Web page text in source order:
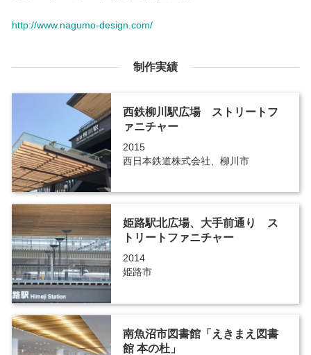
http://www.nagumo-design.com/
制作実績
西鉄柳川駅広場 ストリートフ
ァニチャー
2015
西日本鉄道株式会社、柳川市
姫路駅北広場、大手前通り ス
トリートファニチャー
2014
姫路市
南魚沼市図書館「えきまえ図書
館 本の杜」